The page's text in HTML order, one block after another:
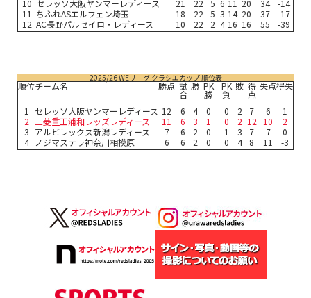
10 セレッソ大阪ヤンマーレディース 21 22 5 6 11 20 34
-14
11 ちふれASエルフェン埼玉 18 22 5 3 14 20 37
-17
12 AC長野パルセイロ・レディース 10 22 2 4 16 16 55 -39
2025/26 WEリーグ クラシエカップ 順位表
順位チーム名 勝点 試
合
勝 PK
勝
PK
負
敗 得
点
失点得失
1 セレッソ大阪ヤンマーレディース 12 6 4 0 0 2 7 6
1
2 三菱重工浦和レッズレディース 11 6 3 1 0 2 12 10
2
3 アルビレックス新潟レディース 7 6 2 0 1 3 7 7
0
4
ノジマステラ神奈川相模原 6 6 2 0 0 4 8 11 -3